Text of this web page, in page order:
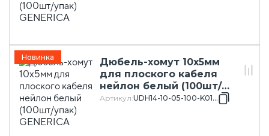
Дюбель-хомут 10х5мм
для плоского кабеля
нейлон белый (100шт/
упак) GENERICA
Артикул:UDH14-10-05-100-K01-G
Новинка